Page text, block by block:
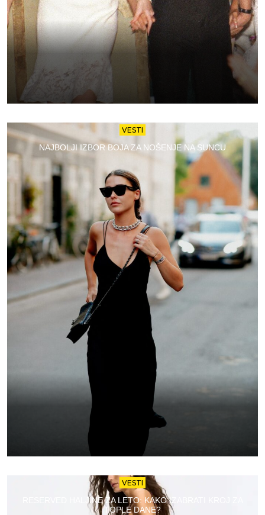
VESTI
NAJBOLJI IZBOR BOJA ZA NOŠENJE NA SUNCU
VESTI
RESERVED HALJINE ZA LETO: KAKO IZABRATI KROJ ZA
TOPLE DANE?